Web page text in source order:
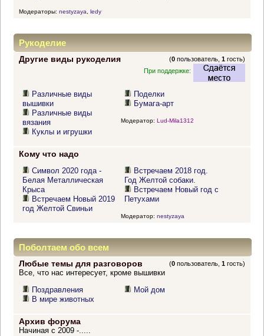
Модераторы: nestyzaya ledy
Рукоделие
Другие виды рукоделия (0 пользователь,1 гость)
При поддержке:
Различные виды
вышивки
Различные виды
вязания
Куклы и игрушки
Поделки
Бумага-арт
Модератор: Lud-Mila1312
Кому что надо
Символ 2020 года -
Белая Металлическая
Крыса
Встречаем Новый 2019
год Желтой Свиньи
Встречаем 2018 год.
Год Желтой собаки.
Встречаем Новый год с
Петухами
Модератор: nestyzaya
Поболтаем обо всем
Любые темы для разговоров (0 пользователь,1 гость)
Все, что нас интересует, кроме вышивки
Поздравления
В мире животных
Мой дом
Архив форума
Начиная с 2009 -.....